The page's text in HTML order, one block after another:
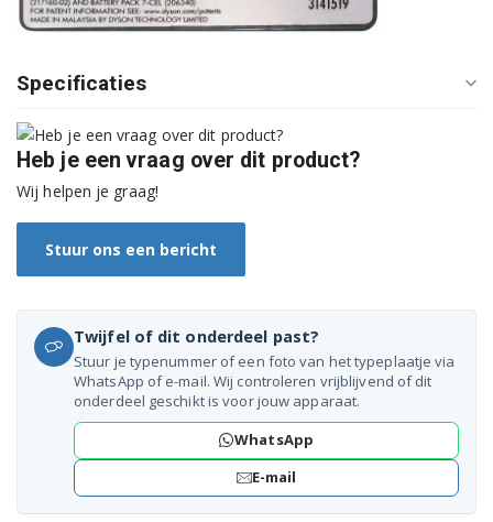
Specificaties
Heb je een vraag over dit product?
Wij helpen je graag!
Stuur ons een bericht
Twijfel of dit onderdeel past?
Stuur je typenummer of een foto van het typeplaatje via
WhatsApp of e-mail. Wij controleren vrijblijvend of dit
onderdeel geschikt is voor jouw apparaat.
WhatsApp
E-mail